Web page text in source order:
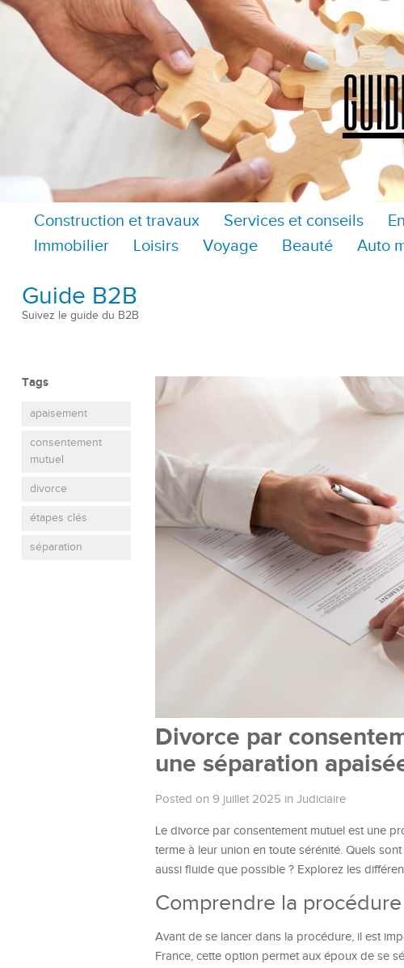
Construction et travaux Services et conseils
Immobilier
Loisirs Voyage Beauté Auto
Guide B2B
Suivez le guide du B2B
Tags
apaisement
consentement
mutuel
divorce
étapes clés
séparation
Divorce par
une séparation
Posted on 9 juillet 2025 in Judiciaire
Le divorce par consentement mutuel est une
terme à leur union en toute sérénité. Quels
aussi fluide que possible ? Explorez les
Comprendre la
Avant de se lancer dans la procédure, il est
France, cette option permet aux époux de se